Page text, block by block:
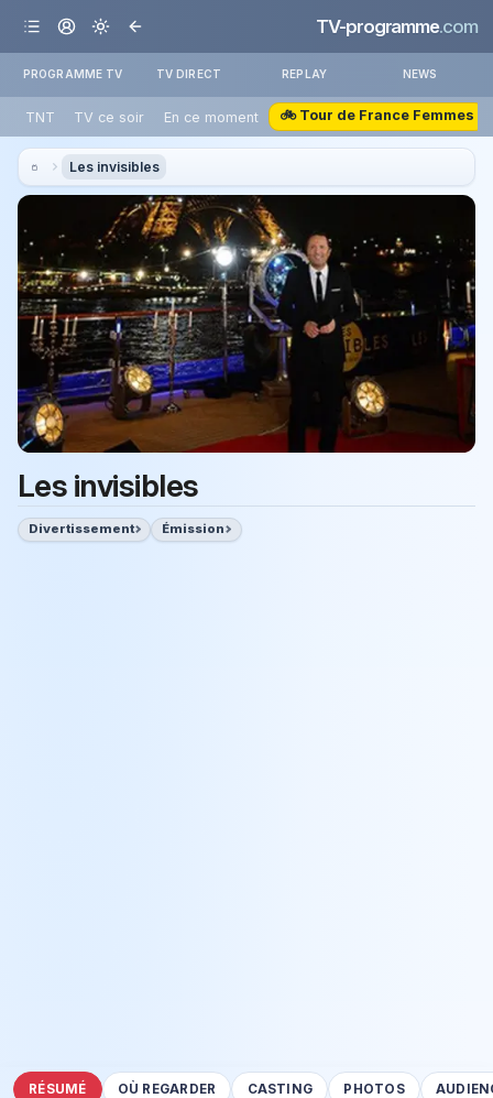
TV-programme.com
PROGRAMME TV TV DIRECT REPLAY NEWS
TNT TV ce soir En ce moment 🚲 Tour de France Femmes
Les invisibles
Les invisibles
Divertissement Émission
RÉSUMÉ OÙ REGARDER CASTING PHOTOS